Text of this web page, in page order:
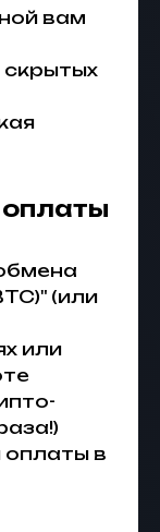
вам
скрытых
оплаты
(или
или
оплаты в